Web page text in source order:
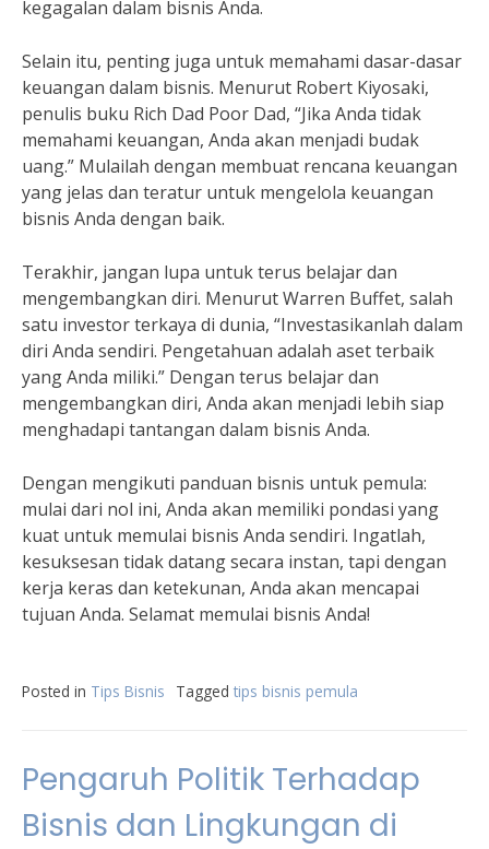
kegagalan dalam bisnis Anda.
Selain itu, penting juga untuk memahami dasar-dasar
keuangan dalam bisnis. Menurut Robert Kiyosaki,
penulis buku Rich Dad Poor Dad, “Jika Anda tidak
memahami keuangan, Anda akan menjadi budak
uang.” Mulailah dengan membuat rencana keuangan
yang jelas dan teratur untuk mengelola keuangan
bisnis Anda dengan baik.
Terakhir, jangan lupa untuk terus belajar dan
mengembangkan diri. Menurut Warren Buffet, salah
satu investor terkaya di dunia, “Investasikanlah dalam
diri Anda sendiri. Pengetahuan adalah aset terbaik
yang Anda miliki.” Dengan terus belajar dan
mengembangkan diri, Anda akan menjadi lebih siap
menghadapi tantangan dalam bisnis Anda.
Dengan mengikuti panduan bisnis untuk pemula:
mulai dari nol ini, Anda akan memiliki pondasi yang
kuat untuk memulai bisnis Anda sendiri. Ingatlah,
kesuksesan tidak datang secara instan, tapi dengan
kerja keras dan ketekunan, Anda akan mencapai
tujuan Anda. Selamat memulai bisnis Anda!
Posted in Tips Bisnis Tagged tips bisnis pemula
Pengaruh Politik Terhadap
Bisnis dan Lingkungan di